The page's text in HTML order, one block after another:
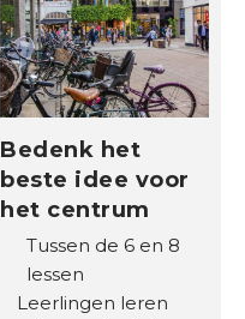
Bedenk het
beste idee voor
het centrum
Tussen de 6 en 8
lessen
Leerlingen leren